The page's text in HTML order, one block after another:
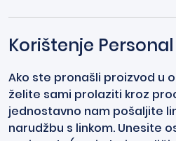
Korištenje
Ako ste pronašli proizvod u
želite sami prolaziti kroz
jednostavno nam pošaljite
narudžbu s linkom. Unesite